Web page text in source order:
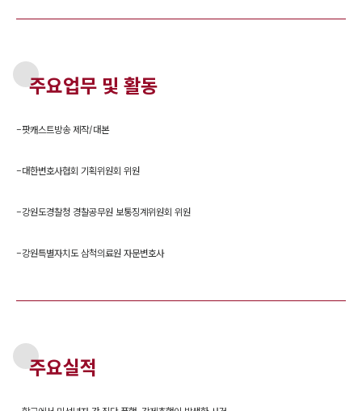
주요업무 및 활동
-팟캐스트방송 제작/대본
-대한변호사협회 기획위원회 위원
-강원도경찰청 경찰공무원 보통징계위원회 위원
-강원특별자치도 삼척의료원 자문변호사
주요실적